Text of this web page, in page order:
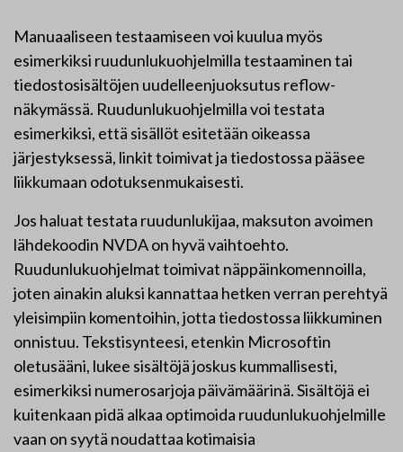
Manuaaliseen testaamiseen voi kuulua myös
esimerkiksi ruudunlukuohjelmilla testaaminen tai
tiedostosisältöjen uudelleenjuoksutus reflow-
näkymässä. Ruudunlukuohjelmilla voi testata
esimerkiksi, että sisällöt esitetään oikeassa
järjestyksessä, linkit toimivat ja tiedostossa pääsee
liikkumaan odotuksenmukaisesti.
Jos haluat testata ruudunlukijaa, maksuton avoimen
lähdekoodin NVDA on hyvä vaihtoehto.
Ruudunlukuohjelmat toimivat näppäinkomennoilla,
joten ainakin aluksi kannattaa hetken verran perehtyä
yleisimpiin komentoihin, jotta tiedostossa liikkuminen
onnistuu. Tekstisynteesi, etenkin Microsoftin
oletusääni, lukee sisältöjä joskus kummallisesti,
esimerkiksi numerosarjoja päivämäärinä. Sisältöjä ei
kuitenkaan pidä alkaa optimoida ruudunlukuohjelmille
vaan on syytä noudattaa kotimaisia